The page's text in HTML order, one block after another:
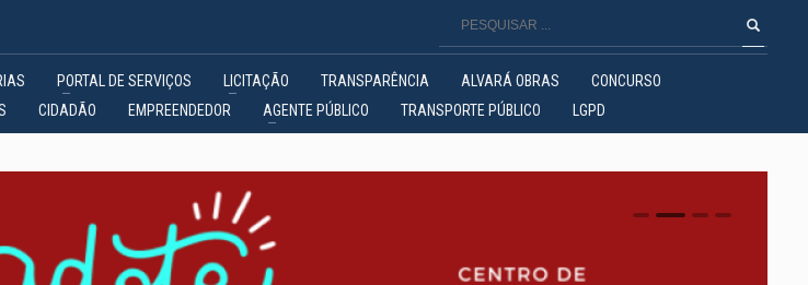
PORTAL DE SERVIÇOS LICITAÇÃO TRANSPARÊNCIA ALVARÁ OBRAS
CONCURSO
CIDADÃO EMPREENDEDOR AGENTE PÚBLICO TRANSPORTE PÚBLICO LGPD
0 1 2